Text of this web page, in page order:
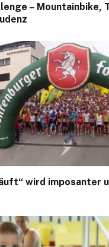
– Mountainbike,
wird imposanter